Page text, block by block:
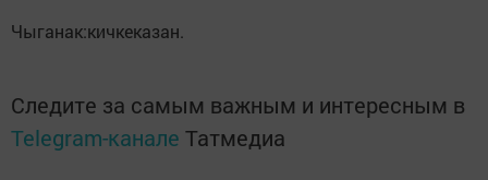
Чыганак:кичкеказан.
Следите за самым важным и интересным в
Telegram-канале Татмедиа